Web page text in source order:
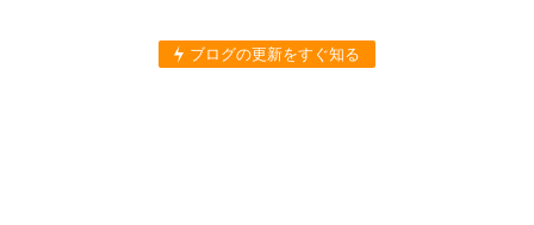
ブログの更新をすぐ知る